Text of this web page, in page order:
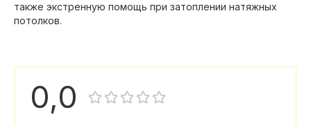
также экстренную помощь при затоплении натяжных
потолков.
0,0